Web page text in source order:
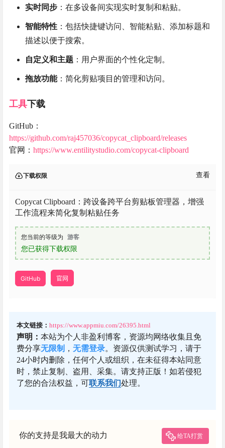
实时同步 ：在多设备间实现实时复制和粘贴。
智能特性 ：包括快捷键访问、智能粘贴、添加标题和
描述以便于搜索。
自定义和主题 ：用户界面的个性化定制。
拖放功能：简化剪贴项目的管理和访问。
工具下载
GitHub：
https://github.com/raj457036/copycat_clipboard/releases
官网： https://www.entilitystudio.com/copycat-clipboard
下载权限 查看
Copycat Clipboard：跨设备跨平台剪贴板管理器，增强
工作流程来简化复制粘贴任务
您当前的等级为 游客
您已获得下载权限
GitHub 官网
本文链接： https://www.appmiu.com/26395.html
声明： 本站为个人非盈利博客，资源均网络收集且免
费分享无限制 ， 无需登录。资源仅供测试学习，请于
24小时内删除，任何个人或组织，在未征得本站同意
时，禁止复制、盗用、采集。请支持正版！如若侵犯
了您的合法权益，可联系我们处理。
你的支持是我最大的动力 给TA打赏